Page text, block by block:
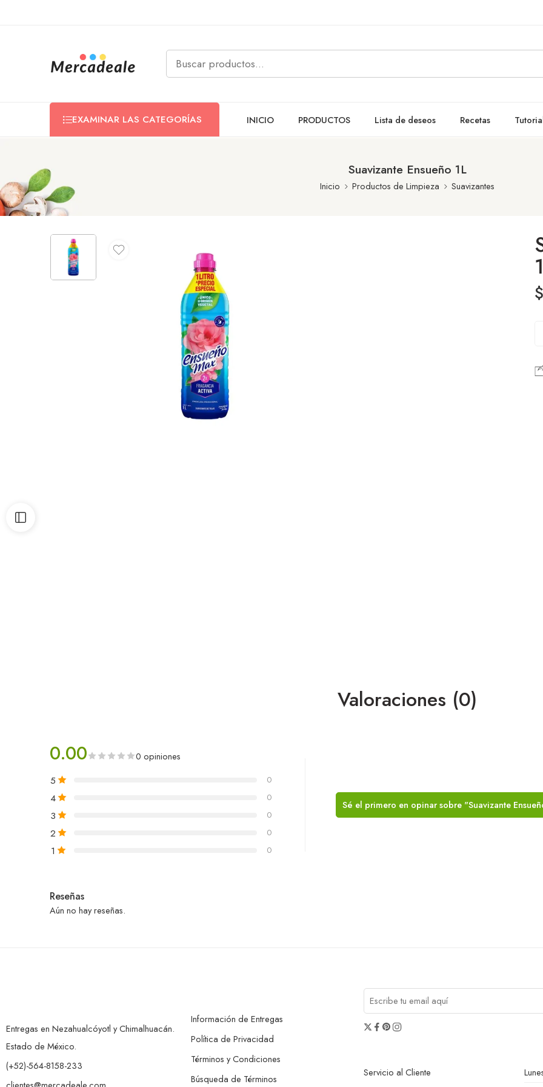
EXAMINAR LAS CATEGORÍAS INICIO PRODUCTOS Lista de deseos Recetas
Suavizante Ensueño 1L
Inicio Productos de Limpieza Suavizantes
$
Valoraciones (0)
0.00 0 opiniones
5 0
4 0
3 0
2 0
1 0
Sé el primero en opinar sobre "Suavizante
Reseñas
Aún no hay reseñas.
Entregas en Nezahualcóyotl y Chimalhuacán.
Estado de México.
(+52)-564-8158-233
Información de Entregas
Política de Privacidad
Términos y Condiciones
Búsqueda de Términos
Servicio al Cliente